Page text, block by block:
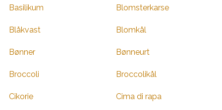
Basilikum Blomsterkarse
Blåkvast Blomkål
Bønner Bønneurt
Broccoli Broccolikål
Cikorie Cima di rapa